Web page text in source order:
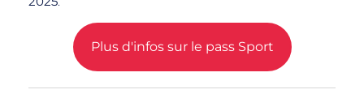
Plus d'infos sur le pass Sport